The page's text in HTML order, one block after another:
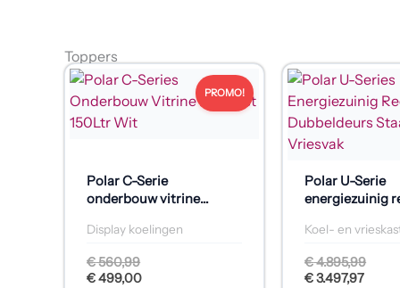
Toppers
PROMO!
Polar C-Serie
onderbouw vitrine
Display koelingen
€560,99
Oorspronkelijke
prijs
was:
€ 560,99.
€499,00
Huidige
prijs
is:
€ 499,00.
Polar U-Serie
energiezuinig
vriesvak
Koel- en
€4.895,99
Oorspronkelijke
prijs
was:
€ 4.895,99.
€3.497,97
Huidige
prijs
is:
€ 3.497,97.